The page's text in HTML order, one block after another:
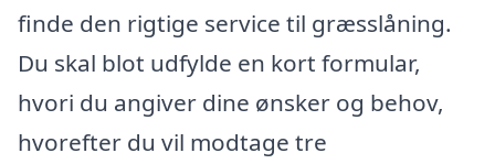
finde den rigtige service til græsslåning.
Du skal blot udfylde en kort formular,
hvori du angiver dine ønsker og behov,
hvorefter du vil modtage tre